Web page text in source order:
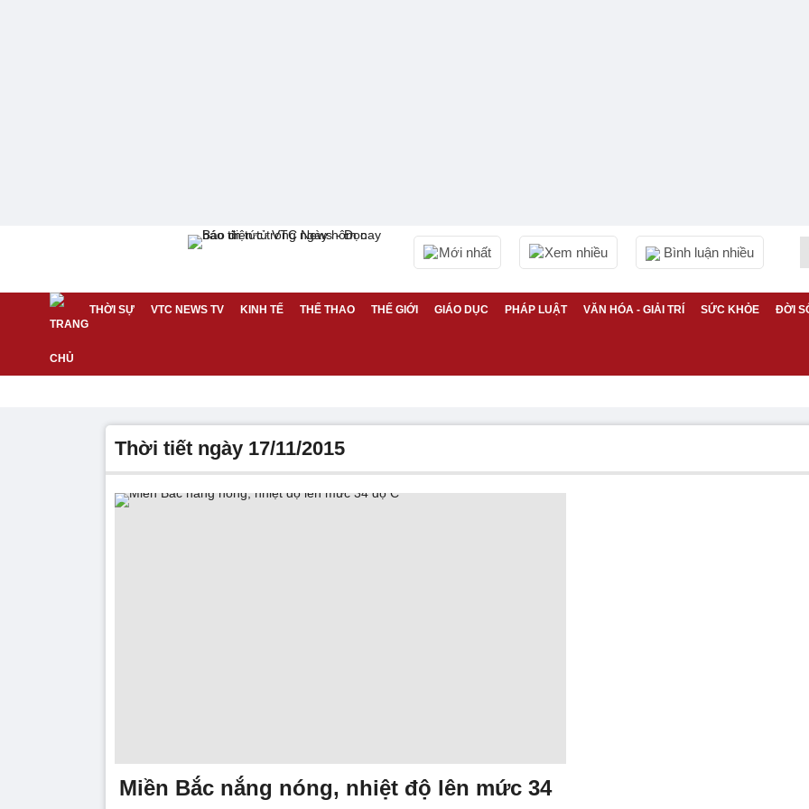
Mới nhất Xem nhiều Bình luận nhiều
THỜI SỰ VTC NEWS TV KINH TẾ THỂ THAO THẾ GIỚI GIÁO DỤC PHÁP LUẬT VĂN HÓA - GIẢI TRÍ SỨC KHỎE ĐỜI
thời tiết ngày 17/11/2015
Miền Bắc nắng nóng, nhiệt độ lên mức 34